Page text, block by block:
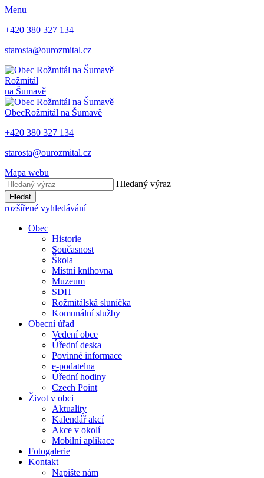
Menu
+420 380 327 134
starosta@ourozmital.cz
Rožmitál
na Šumavě
ObecRožmitál na Šumavě
+420 380 327 134
starosta@ourozmital.cz
Mapa webu
Hledaný výraz
Hledat
rozšířené vyhledávání
Obec
Historie
Současnost
Škola
Místní knihovna
Muzeum
SDH
Rožmitálská sluníčka
Komunální služby
Obecní úřad
Vedení obce
Úřední deska
Povinné informace
e-podatelna
Úřední hodiny
Czech Point
Život v obci
Aktuality
Kalendář akcí
Akce v okolí
Mobilní aplikace
Fotogalerie
Kontakt
Napište nám